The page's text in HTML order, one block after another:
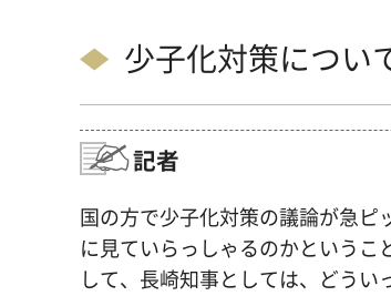
少子化対策につい
記者
国の方で少子化対策の議論が急
に見ていらっしゃるのかという
して、長崎知事としては、どうい